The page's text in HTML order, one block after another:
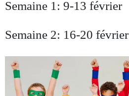
Semaine 1: 9-13 février
Semaine 2: 16-20 février